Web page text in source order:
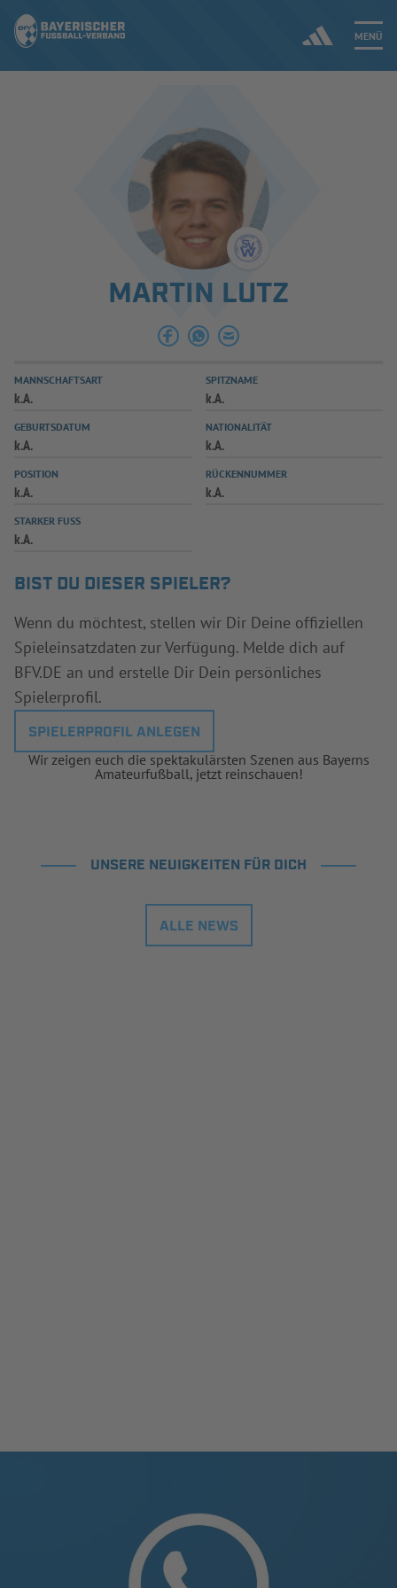
MENÜ
ERGEBNISSE & WETTBEWERBE
SPIELBETRIEB & VERBANDSLEBEN
AUSBILDUNG & FÖRDERUNG
SPIELPLUS
MARTIN LUTZ
MANNSCHAFTSART
k.A.
SPITZNAME
k.A.
GEBURTSDATUM
k.A.
NATIONALITÄT
k.A.
POSITION
k.A.
RÜCKENNUMMER
k.A.
STARKER FUSS
k.A.
BIST DU DIESER SPIELER?
Wenn du möchtest, stellen wir Dir Deine offiziellen
Spieleinsatzdaten zur Verfügung. Melde dich auf
BFV.DE an und erstelle Dir Dein persönliches
Spielerprofil.
SPIELERPROFIL ANLEGEN
Wir zeigen euch die spektakulärsten Szenen aus Bayerns
Amateurfußball, jetzt reinschauen!
UNSERE NEUIGKEITEN FÜR DICH
ALLE NEWS